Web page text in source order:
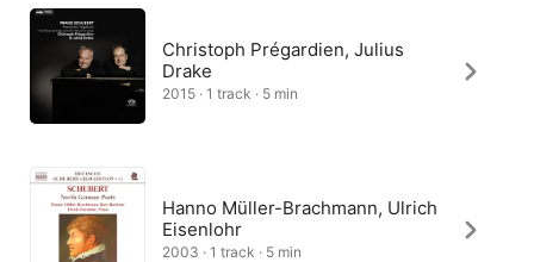
Christoph Prégardien, Julius
Drake
2015 · 1 track · 5 min
Hanno Müller-Brachmann, Ulrich
Eisenlohr
2003 · 1 track · 5 min